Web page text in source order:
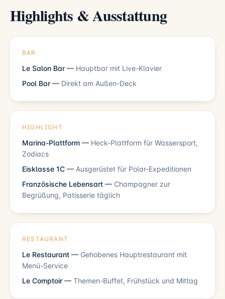
Highlights & Ausstattung
BAR
Le Salon Bar — Hauptbar mit Live-Klavier
Pool Bar — Direkt am Außen-Deck
HIGHLIGHT
Marina-Plattform — Heck-Plattform für Wassersport,
Zodiacs
Eisklasse 1C — Ausgerüstet für Polar-Expeditionen
Französische Lebensart — Champagner zur
Begrüßung, Patisserie täglich
RESTAURANT
Le Restaurant — Gehobenes Hauptrestaurant mit
Menü-Service
Le Comptoir — Themen-Buffet, Frühstück und Mittag